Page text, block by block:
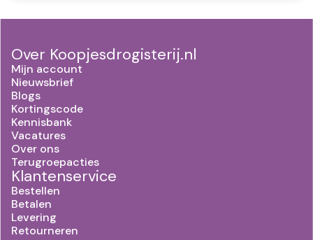
Over Koopjesdrogisterij.nl
Mijn account
Nieuwsbrief
Blogs
Kortingscode
Kennisbank
Vacatures
Over ons
Terugroepacties
Klantenservice
Bestellen
Betalen
Levering
Retourneren